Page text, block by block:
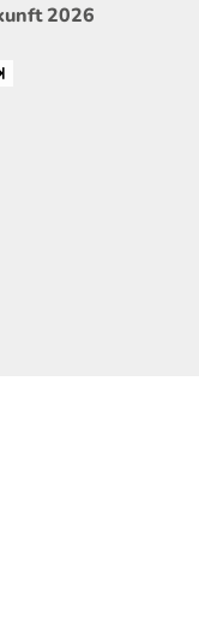
2026